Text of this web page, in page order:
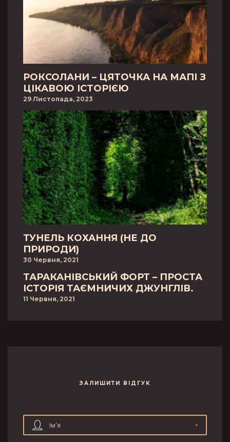
РОКСОЛАНИ – ЦЯТОЧКА НА МАПІ З
ЦІКАВОЮ ІСТОРІЄЮ
29 Листопада, 2023
ТУНЕЛЬ КОХАННЯ (НЕ ДО
ПРИРОДИ)
30 Червня, 2021
ТАРАКАНІВСЬКИЙ ФОРТ – ПРОСТА
ІСТОРІЯ ТАЄМНИЧИХ ДЖУНГЛІВ.
11 Червня, 2021
ЗАЛИШИТИ ВІДГУК
Ім‘я